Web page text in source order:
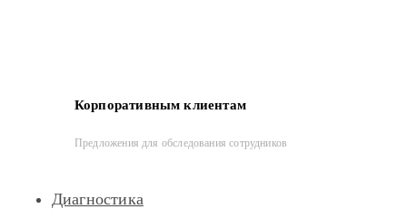
Корпоративным клиентам
Предложения для обследования сотрудников
Диагностика